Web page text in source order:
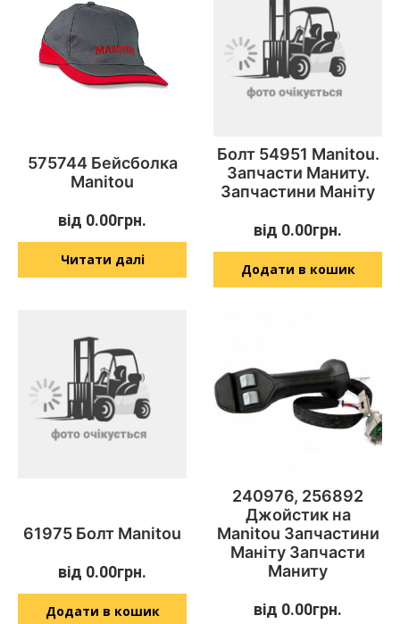
575744 Бейсболка
Manitou
від 0.00грн.
Читати далі
Болт 54951 Manitou.
Запчасти Маниту.
Запчастини Маніту
від 0.00грн.
Додати в кошик
61975 Болт Manitou
від 0.00грн.
Додати в кошик
240976, 256892
Джойстик на
Manitou Запчастини
Маніту Запчасти
Маниту
від 0.00грн.